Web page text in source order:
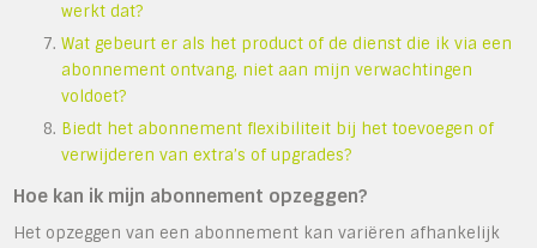
werkt dat?
Wat gebeurt er als het product of de dienst die ik via een
abonnement ontvang, niet aan mijn verwachtingen
voldoet?
Biedt het abonnement flexibiliteit bij het toevoegen of
verwijderen van extra’s of upgrades?
Hoe kan ik mijn abonnement opzeggen?
Het opzeggen van een abonnement kan variëren afhankelijk